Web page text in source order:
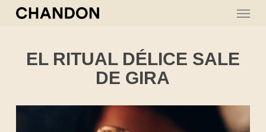
Skip
Menu
EL RITUAL DÉLICE SALE
DE GIRA